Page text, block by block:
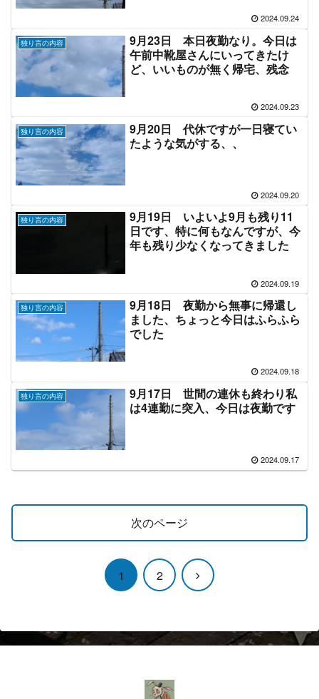
2024.09.24
独り言の内容
9月23日 本日夜勤なり。今日は
午前中靴屋さんにいってきたけ
ど、いいものが無く帰宅、残念
2024.09.23
独り言の内容
9月20日 代休ですが一日寝てい
たような気がする、、
2024.09.20
独り言の内容
9月19日 いよいよ9月も残り11
日です、特に何もなんですが、今
年も残り少なくなってきました
2024.09.19
独り言の内容
9月18日 夜勤から無事に帰還し
ました、ちょっと今日はふらふら
でした
2024.09.18
独り言の内容
9月17日 世間の連休も終わり私
は4連勤に突入、今日は夜勤です
2024.09.17
次のページ
1 2
次